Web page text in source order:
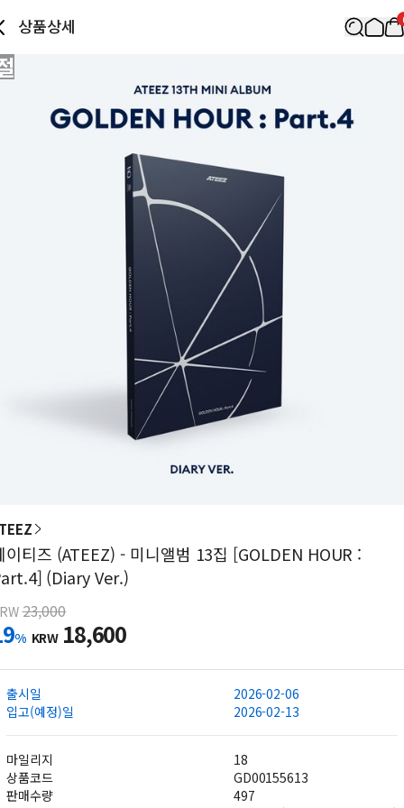
상품상세
이티즈 (ATEEZ) - 미니앨범 13집 [GOLDEN HOUR :
(Diary Ver.)
23,000
% KRW 18,600
출시일
2026-02-06
입고(예정)일
2026-02-13
마일리지
18
상품코드
GD00155613
판매수량
497